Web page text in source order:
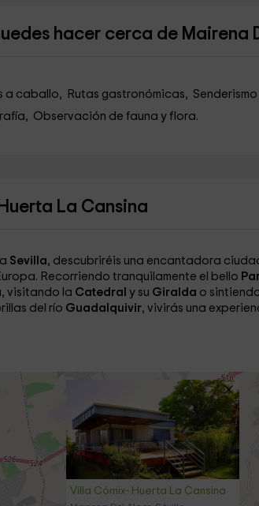
hacer cerca de Mairena
a caballo, Rutas gastronómicas, Senderismo
Observación de fauna y flora.
La Cansina
Sevilla, descubriréis una encantadora
Recorriendo tranquilamente el bello
, visitando la Catedral y su Giralda o
del río Guadalquivir, vivirás una
Villa Cómix- Huerta La Cansina